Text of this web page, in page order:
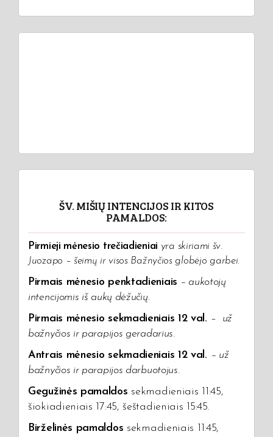
ŠV. MIŠIŲ INTENCIJOS IR KITOS
PAMALDOS:
Pirmieji mėnesio trečiadieniai yra skiriami šv.
Juozapo – šeimų ir visos Bažnyčios globėjo garbei.
Pirmais mėnesio penktadieniais – aukotojų
intencijomis iš aukų dėžučių.
Pirmais mėnesio sekmadieniais 12 val. –
už
bažnyčios ir parapijos geradarius.
Antrais mėnesio sekmadieniais 12 val. – už
bažnyčios ir parapijos darbuotojus.
Gegužinės pamaldos sekmadieniais 11:45,
šiokiadieniais 17:45, šeštadieniais 15:45.
Birželinės pamaldos sekmadieniais 11:45,